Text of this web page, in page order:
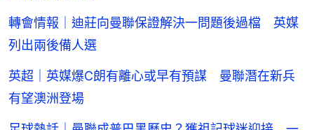
轉會情報｜迪莊向曼聯保證解決一問題後過檔 英媒
列出兩後備人選
英超｜英媒爆C朗有離心或早有預謀 曼聯潛在新兵
有望澳洲登場